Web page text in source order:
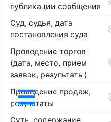
публикации сообщения
Суд, судья, дата
постановления суда
Проведение торгов
(дата, место, прием
заявок, результаты)
Проведение продаж,
результаты
Суть, содержание